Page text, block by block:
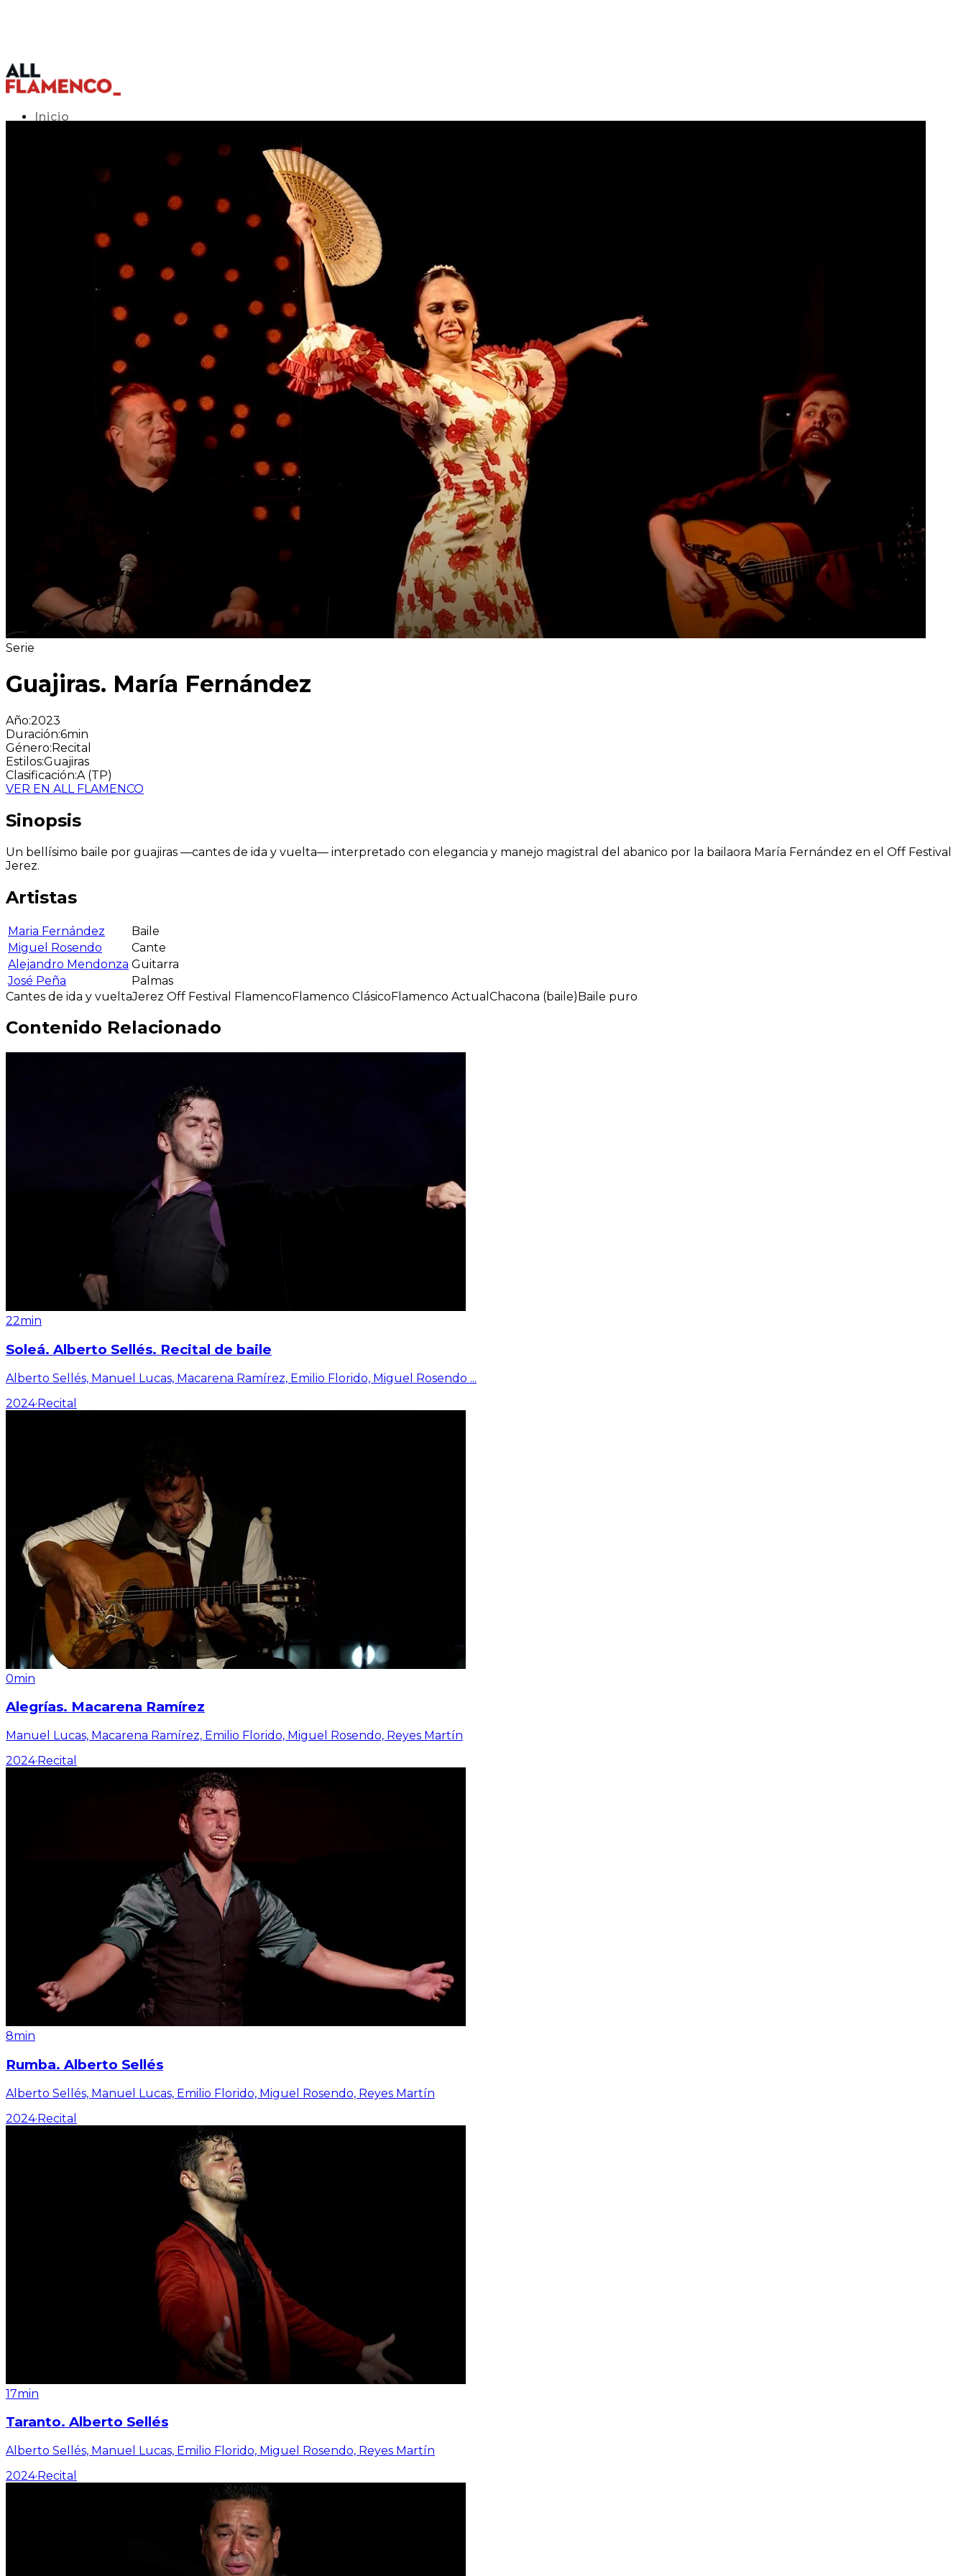
Inicio
Serie
Guajiras. María Fernández
Año:2023
Duración:6min
Género:Recital
Estilos:Guajiras
Clasificación:A (TP)
VER EN ALL FLAMENCO
Sinopsis
Un bellísimo baile por guajiras —cantes de ida y vuelta— interpretado con elegancia y manejo magistral del abanico por la bailaora María Fernández en el Off Festival
Jerez.
Artistas
Maria Fernández
Baile
Miguel Rosendo
Cante
Alejandro Mendonza Guitarra
José Peña
Palmas
Cantes de ida y vueltaJerez Off Festival FlamencoFlamenco ClásicoFlamenco Actual Chacona (baile)Baile puro
Contenido Relacionado
22min
Soleá. Alberto Sellés. Recital de baile
Alberto Sellés, Manuel Lucas, Macarena Ramírez, Emilio Florido, Miguel Rosendo ...
2024·Recital
0min
Alegrías. Macarena Ramírez
Manuel Lucas, Macarena Ramírez, Emilio Florido, Miguel Rosendo, Reyes Martín
2024· Recital
8min
Rumba. Alberto Sellés
Alberto Sellés, Manuel Lucas, Emilio Florido, Miguel Rosendo, Reyes Martín
2024·Recital
17min
Taranto. Alberto Sellés
Alberto Sellés, Manuel Lucas, Emilio Florido, Miguel Rosendo, Reyes Martín
2024·Recital